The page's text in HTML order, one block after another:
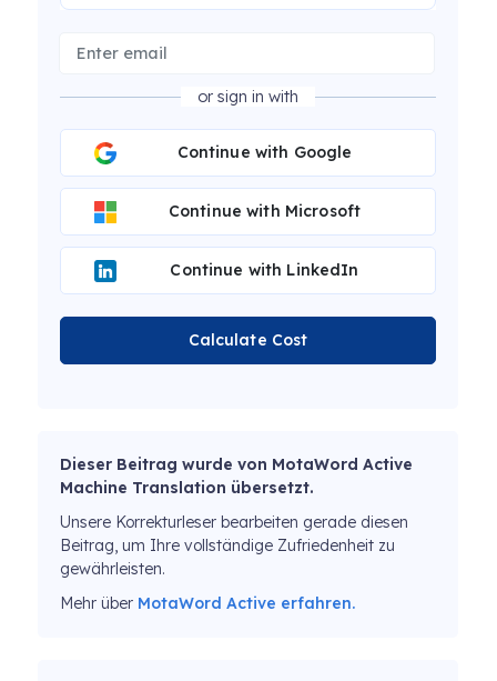
or sign in with
Continue with Google
Continue with Microsoft
Continue with LinkedIn
Calculate Cost
Dieser Beitrag wurde von MotaWord Active
Machine Translation übersetzt.
Unsere Korrekturleser bearbeiten gerade diesen
Beitrag, um Ihre vollständige Zufriedenheit zu
gewährleisten.
Mehr über MotaWord Active erfahren.